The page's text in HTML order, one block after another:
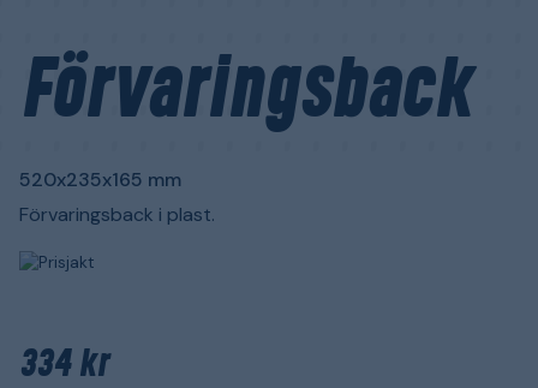
Förvaringsback
520x235x165 mm
Förvaringsback i plast.
334 kr